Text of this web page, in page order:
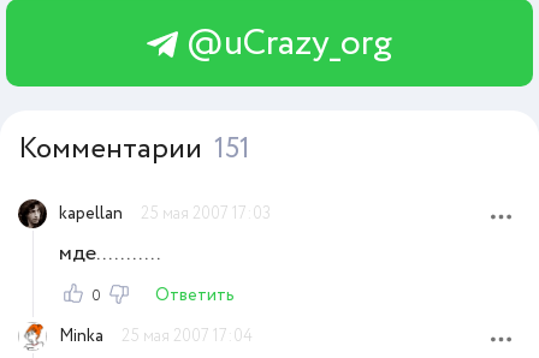
@uCrazy_org
Комментарии 151
kapellan 25 мая 2007 17:03
мде...........
0
Ответить
Minka
25 мая 2007 17:04